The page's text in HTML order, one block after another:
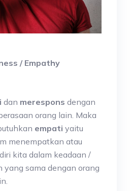
/ Empathy
dan merespons dengan
orang lain. Maka
empati yaitu
menempatkan atau
kita dalam keadaan /
yang sama dengan orang